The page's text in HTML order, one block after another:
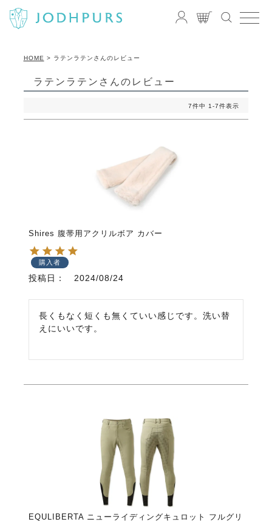
HOME ラテンラテンさんのレビュー
ラテンラテンさんのレビュー
7件中 1-7件表示
Shires 腹帯用アクリルボア カバー
購入者
投稿日 2024/08/24
長くもなく短くも無くていい感じです。洗い替
えにいいです。
EQULIBERTA ニューライディングキュロット フルグリ